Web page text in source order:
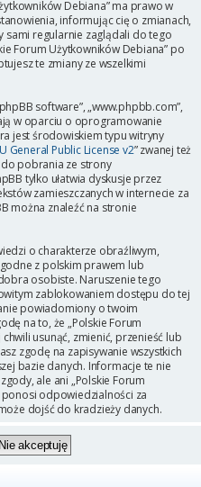
Debiana” ma prawo w
informując cię o zmianach,
sami regularnie zaglądali do tego
Forum Użytkowników Debiana” po
te zmiany ze wszelkimi
software”, „www.phpbb.com”,
w oparciu o oprogramowanie
jest środowiskiem typu witryny
General Public License v2” zwanej też
do pobrania ze strony
tylko ułatwia dyskusje przez
zamieszczanych w internecie za
można znaleźć na stronie
o charakterze obraźliwym,
z polskim prawem lub
osobiste. Naruszenie tego
zablokowaniem dostępu do tej
powiadomiony o twoim
na to, że „Polskie Forum
usunąć, zmienić, przenieść lub
zgodę na zapisywanie wszystkich
bazie danych. Informacje te nie
ale ani „Polskie Forum
ponosi odpowiedzialności za
dojść do kradzieży danych.